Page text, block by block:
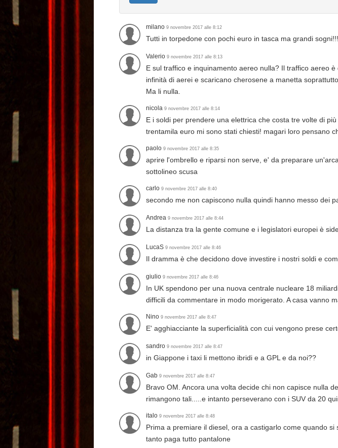
milano 9 novembre 2017 alle 8:12
Tutti in torpedone con pochi euro in tasca ma grandi
Valerio 9 novembre 2017 alle 8:13
E sul traffico e inquinamento aereo nulla? Il traffico aereo
infinità di aerei e scaricano cherosene a manetta
Ma li nulla.
nicola 9 novembre 2017 alle 8:14
E i soldi per prendere una elettrica che costa tre volte di
trentamila euro mi sono stati chiesti! magari loro pensano
paolo 9 novembre 2017 alle 8:35
aprire l'ombrello e riparsi non serve, e' da preparare
sottolineo scusa
carlo 9 novembre 2017 alle 8:40
secondo me non capiscono nulla quindi hanno messo dei
Andrea 9 novembre 2017 alle 8:44
La distanza tra la gente comune e i legislatori europei è
LucaS 9 novembre 2017 alle 8:46
Il dramma è che decidono dove investire i nostri soldi e
giulio 9 novembre 2017 alle 8:46
In UK spendono per una nuova centrale nucleare 18
difficili da commentare in modo morigerato. A casa vanno
Nino 9 novembre 2017 alle 8:47
E' agghiacciante la superficialità con cui vengono prese
sandro 9 novembre 2017 alle 8:47
in Giappone i taxi li mettono ibridi e a GPL e da noi??
Gab 9 novembre 2017 alle 8:47
Bravo OM. Ancora una volta decide chi non capisce nulla
rimangono tali.....e intanto perseverano con i SUV da 20
italo 9 novembre 2017 alle 8:48
Prima a premiare il diesel, ora a castigarlo come quando
tanto paga tutto pantalone